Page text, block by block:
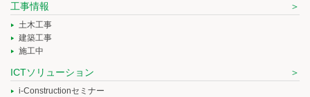
工事情報
土木工事
建築工事
施工中
ICTソリューション
i-Constructionセミナー